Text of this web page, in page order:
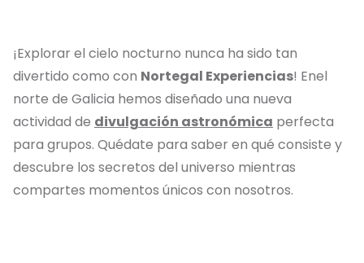
¡Explorar el cielo nocturno nunca ha sido tan
divertido como con Nortegal Experiencias! Enel
norte de Galicia hemos diseñado una nueva
actividad de divulgación astronómica perfecta
para grupos. Quédate para saber en qué consiste y
descubre los secretos del universo mientras
compartes momentos únicos con nosotros.